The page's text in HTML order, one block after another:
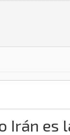
Irán es